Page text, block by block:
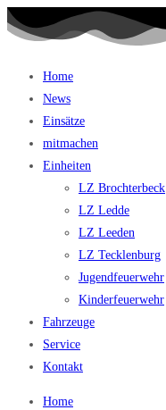
Home
News
Einsätze
mitmachen
Einheiten
LZ Brochterbeck
LZ Ledde
LZ Leeden
LZ Tecklenburg
Jugendfeuerwehr
Kinderfeuerwehr
Fahrzeuge
Service
Kontakt
Home